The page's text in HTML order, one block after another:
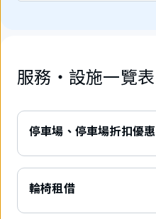
服務・設施一覽表
停車場、停車場折扣優惠
輪椅租借